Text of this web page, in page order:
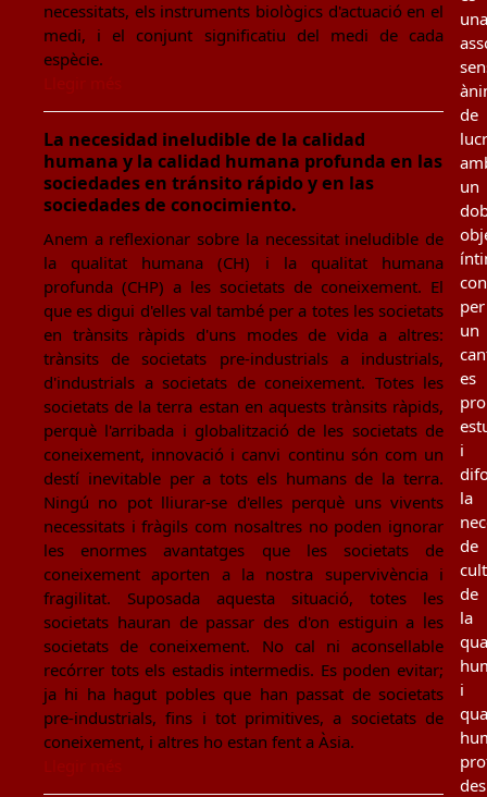
necessitats, els instruments biològics d'actuació en el
medi, i el conjunt significatiu del medi de cada
espècie.
La necesidad ineludible de la calidad
humana y la calidad humana profunda en las
sociedades en tránsito rápido y en las
sociedades de conocimiento.
Anem a reflexionar sobre la necessitat ineludible de
la qualitat humana (CH) i la qualitat humana
profunda (CHP) a les societats de coneixement. El
que es digui d'elles val també per a totes les societats
en trànsits ràpids d'uns modes de vida a altres:
trànsits de societats pre-industrials a industrials,
d'industrials a societats de coneixement. Totes les
societats de la terra estan en aquests trànsits ràpids,
perquè l'arribada i globalització de les societats de
coneixement, innovació i canvi continu són com un
destí inevitable per a tots els humans de la terra.
Ningú no pot lliurar-se d'elles perquè uns vivents
necessitats i fràgils com nosaltres no poden ignorar
les enormes avantatges que les societats de
coneixement aporten a la nostra supervivència i
fragilitat. Suposada aquesta situació, totes les
societats hauran de passar des d'on estiguin a les
societats de coneixement. No cal ni aconsellable
recórrer tots els estadis intermedis. Es poden evitar;
ja hi ha hagut pobles que han passat de societats
pre-industrials, fins i tot primitives, a societats de
coneixement, i altres ho estan fent a Àsia.
una
de
un
per
un
es
i
la
de
de
la
i
des